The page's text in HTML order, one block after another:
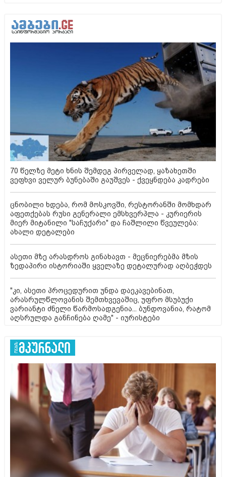
70 წელზე მეტი ხნის შემდეგ პირველად, ყაზახეთში
ვეფხვი ველურ ბუნებაში გაუშვეს - ქვეყნდება კადრები
ცნობილი ხდება, რომ მოსკოვში, რესტორანში მომხდარ
აფეთქებას რუსი გენერალი ემსხვერპლა - კურიერის
მიერ მიტანილი "საჩუქარი" და ჩაშლილი წვეულება:
ახალი დეტალები
ასეთი მზე არასდროს გინახავთ - მეცნიერებმა მზის
ზედაპირი ისტორიაში ყველაზე დეტალურად აღბეჭდეს
"კი, ასეთი პროცედურით უნდა დაეკავებინათ,
არასრულწლოვანის შემთხვევაშიც, უფრო მსუბუქი
ვარიანტი ძნელი წარმოსადგენია... ბუნდოვანია, რატომ
აღსრულდა განჩინება ღამე" - იურისტები